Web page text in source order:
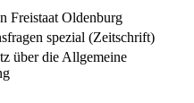
Freistaat Oldenburg
spezial (Zeitschrift)
über die Allgemeine